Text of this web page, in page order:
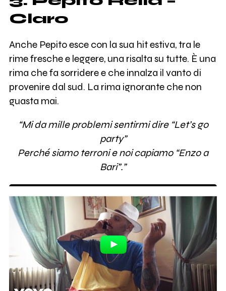
Claro
Anche Pepito esce con la sua hit estiva, tra le
rime fresche e leggere, una risalta su tutte. È una
rima che fa sorridere e che innalza il vanto di
provenire dal sud. La rima ignorante che non
guasta mai.
“Mi da mille problemi sentirmi dire “Let’s go
party”
Perché siamo terroni e noi capiamo “Enzo a
Bari”.”